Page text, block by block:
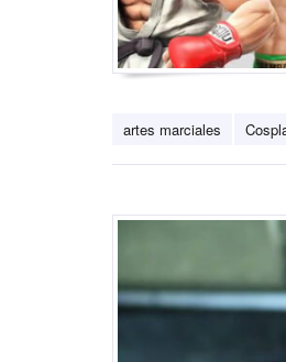
artes marciales